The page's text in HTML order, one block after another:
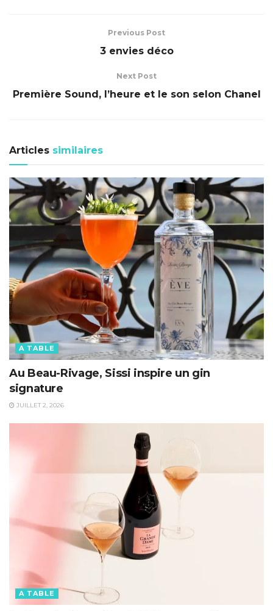
Previous Post
3 envies déco
Next Post
Première Sound, l’heure et le son selon Chanel
Articles similaires
A TABLE
Au Beau-Rivage, Sissi inspire un gin
signature
JUILLET 2, 2026
A TABLE